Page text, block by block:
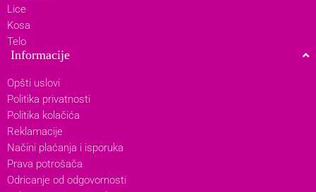
Lice
Kosa
Telo
Informacije
Opšti uslovi
Politika privatnosti
Politika kolačića
Reklamacije
Načini plaćanja i isporuka
Prava potrošača
Odricanje od odgovornosti